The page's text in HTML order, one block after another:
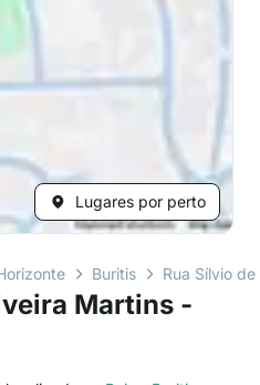
Lugares por perto
Buritis Rua Sílvio
Martins -